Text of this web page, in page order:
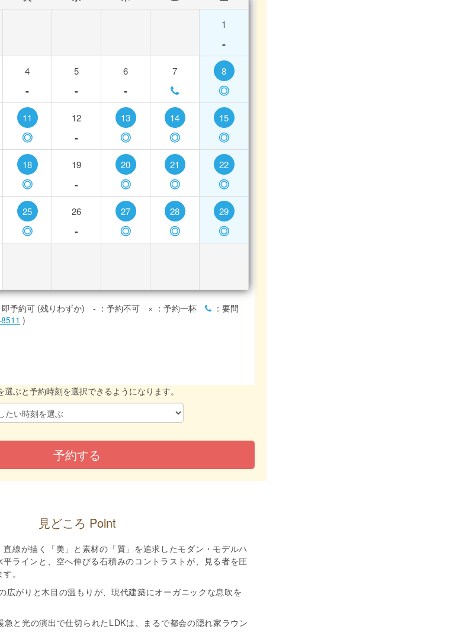
1
-
4
-
5
-
6
-
7 8
◎
11
◎
12
-
13
◎
14
◎
15
◎
18
◎
19
-
20
◎
21
◎
22
◎
25
◎
26
-
27
◎
28
◎
29
◎
即予約可 (残りわずか) - ：予約不可 × ：予約一杯
：要問
)
選ぶと予約時刻を選択できるようになります。
見どころ Point
線が描く「美」と素材の「質」を追求したモダン・モデルハ
ラインと、空へ伸びる石積みのコントラストが、見る者を圧
。
広がりと木目の温もりが、現代建築にオーガニックな息吹を
急と光の演出で仕切られたLDKは、まるで都会の隠れ家ラウン